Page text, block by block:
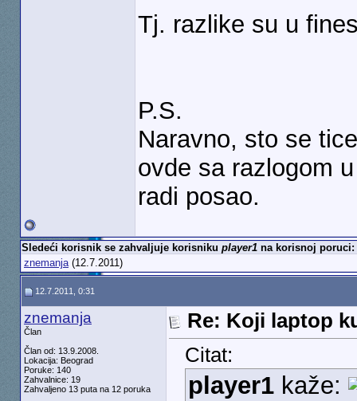
Tj. razlike su u
P.S.
Naravno, sto se
ovde sa razlogom
radi posao.
Sledeći korisnik se zahvaljuje korisniku player1na korisnoj poruci:
znemanja(12.7.2011)
12.7.2011, 0:31
znemanja
Član
Član od: 13.9.2008.
Lokacija: Beograd
Poruke: 140
Zahvalnice: 19
Zahvaljeno 13 puta na 12 poruka
Re: Koji laptop
Citat:
player1kaže: